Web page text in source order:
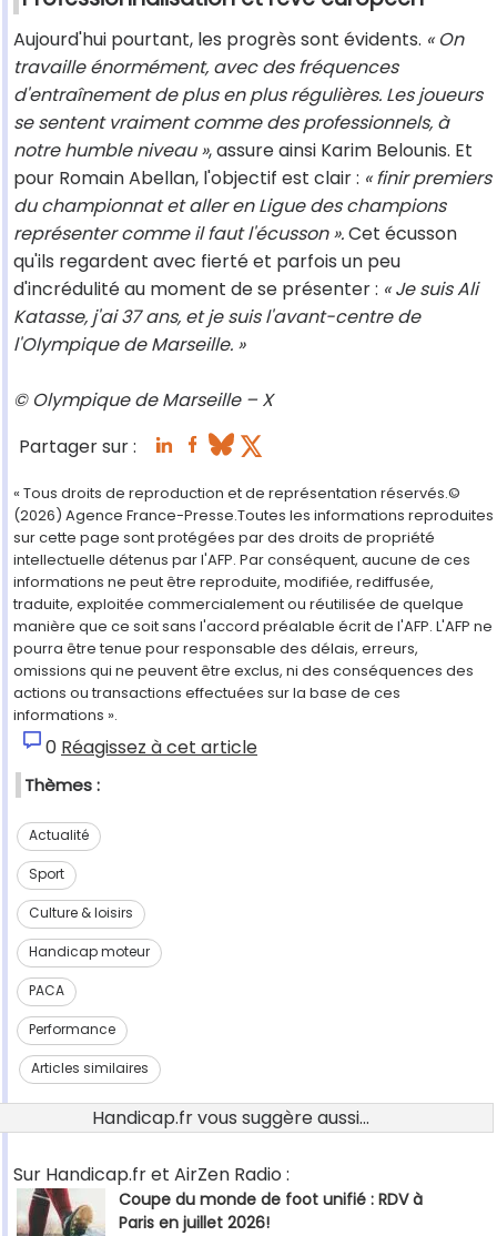
Aujourd'hui pourtant, les progrès sont évidents. « On
travaille énormément, avec des fréquences
d'entraînement de plus en plus régulières. Les joueurs
se sentent vraiment comme des professionnels, à
notre humble niveau », assure ainsi Karim Belounis. Et
pour Romain Abellan, l'objectif est clair : « finir premiers
du championnat et aller en Ligue des champions
représenter comme il faut l'écusson ».Cet écusson
qu'ils regardent avec fierté et parfois un peu
d'incrédulité au moment de se présenter : « Je suis Ali
Katasse, j'ai 37 ans, et je suis l'avant-centre de
l'Olympique de Marseille. »
© Olympique de Marseille – X
Partager sur :
« Tous droits de reproduction et de représentation réservés.©
(2026) Agence France-Presse.Toutes les informations reproduites
sur cette page sont protégées par des droits de propriété
intellectuelle détenus par l'AFP. Par conséquent, aucune de ces
informations ne peut être reproduite, modifiée, rediffusée,
traduite, exploitée commercialement ou réutilisée de quelque
manière que ce soit sans l'accord préalable écrit de l'AFP. L'AFP ne
pourra être tenue pour responsable des délais, erreurs,
omissions qui ne peuvent être exclus, ni des conséquences des
actions ou transactions effectuées sur la base de ces
informations ».
0 Réagissez à cet article
Thèmes :
Actualité
Sport
Culture & loisirs
Handicap moteur
PACA
Performance
Articles similaires
Handicap.fr vous suggère aussi...
Sur Handicap.fr et AirZen Radio :
Coupe du monde de foot unifié : RDV à
Paris en juillet 2026!